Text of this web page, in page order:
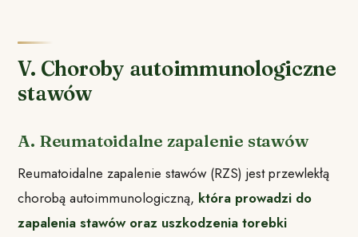
V. Choroby autoimmunologiczne
stawów
A. Reumatoidalne zapalenie stawów
Reumatoidalne zapalenie stawów (RZS) jest przewlekłą
chorobą autoimmunologiczną, która prowadzi do
zapalenia stawów oraz uszkodzenia torebki